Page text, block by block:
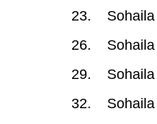
Sohaila
Sohaila
Sohaila
Sohaila